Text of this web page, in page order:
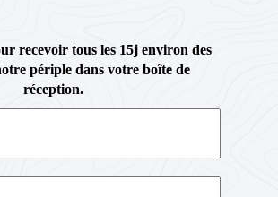
recevoir tous les 15j environ des
périple dans votre boîte de
réception.